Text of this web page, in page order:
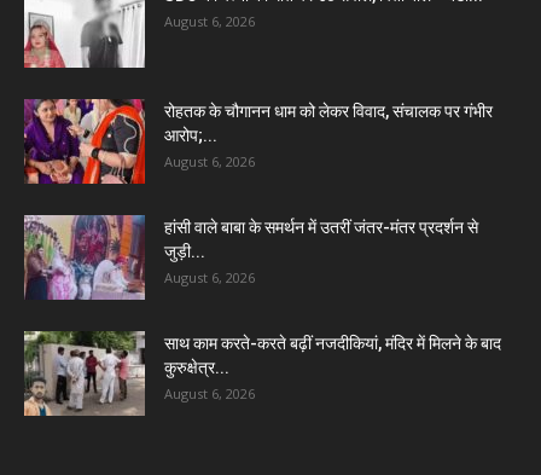
August 6, 2026
रोहतक के चौगानन धाम को लेकर विवाद, संचालक पर गंभीर
आरोप;...
August 6, 2026
हांसी वाले बाबा के समर्थन में उतरीं जंतर-मंतर प्रदर्शन से
जुड़ी...
August 6, 2026
साथ काम करते-करते बढ़ीं नजदीकियां, मंदिर में मिलने के बाद
कुरुक्षेत्र...
August 6, 2026